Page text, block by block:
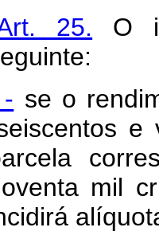
25. O
se o
e
mil